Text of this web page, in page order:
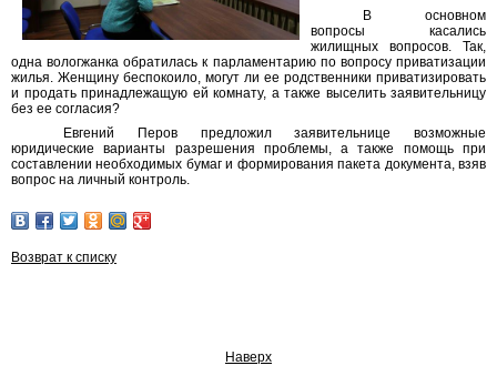
В основном
вопросы касались
жилищных вопросов. Так,
одна вологжанка обратилась к парламентарию по вопросу приватизации
жилья. Женщину беспокоило, могут ли ее родственники приватизировать
и продать принадлежащую ей комнату, а также выселить заявительницу
без ее согласия?
Евгений Перов предложил заявительнице возможные
юридические варианты разрешения проблемы, а также помощь при
составлении необходимых бумаг и формирования пакета документа, взяв
вопрос на личный контроль.
Возврат к списку
Наверх